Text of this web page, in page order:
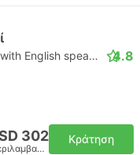
Daytrip private transfer with English speaking driver 4.8
302
όχημα, όλα συμπεριλαμβανομένου
Κράτηση